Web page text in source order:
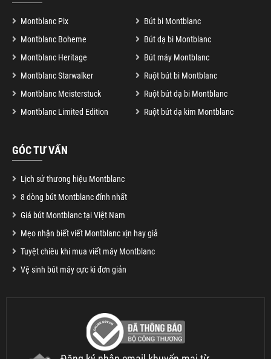
Montblanc Pix
Bút bi Montblanc
Montblanc Boheme
Bút dạ bi Montblanc
Montblanc Heritage
Bút máy Montblanc
Montblanc Starwalker
Ruột bút bi Montblanc
Montblanc Meisterstuck
Ruột bút dạ bi Montblanc
Montblanc Limited Edition
Ruột bút dạ kim Montblanc
GÓC TƯ VẤN
Lịch sử thương hiệu Montblanc
8 dòng bút Montblanc đỉnh nhất
Giá bút Montblanc tại Việt Nam
Mẹo nhận biết viết Montblanc xịn hay giả
Tuyệt chiêu khi mua viết máy Montblanc
Vệ sinh bút máy cực kì đơn giản